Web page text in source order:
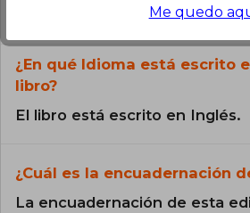
catálogo son Originales.
¿En qué Idioma está escrito
libro?
El libro está escrito en Inglés.
¿Cuál es la encuadernación
La encuadernación de esta
Me quedo